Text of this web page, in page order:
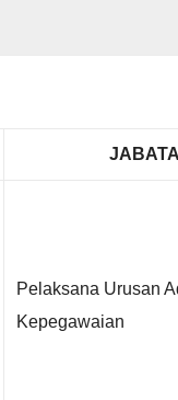
Pelaksana Urusan
Kepegawaian